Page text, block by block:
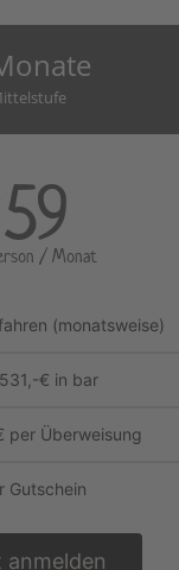
59/ Monat
(monatsweise)
€ in bar
per Überweisung
Gutschein
anmelden